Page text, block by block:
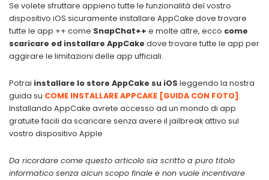
Se volete sfruttare appieno tutte le funzionalità del vostro
dispositivo iOS sicuramente installare AppCake dove trovare
tutte le app ++ come SnapChat++ e molte altre, ecco come
scaricare ed installare AppCake dove trovare tutte le app per
aggirare le limitazioni delle app ufficiali.
Potrai installare lo store AppCake su iOS leggendo la nostra
guida su COME INSTALLARE APPCAKE [GUIDA CON FOTO] .
Installando AppCake avrete accesso ad un mondo di app
gratuite facili da scaricare senza avere il jailbreak attivo sul
vostro dispositivo Apple
Da ricordare come questo articolo sia scritto a puro titolo
informatico senza alcun scopo finale e non vuole incentivare